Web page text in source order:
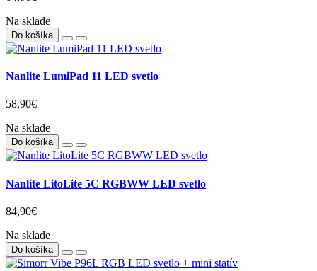
Na sklade
Do košíka
Nanlite LumiPad 11 LED svetlo
58,90€
Na sklade
Do košíka
Nanlite LitoLite 5C RGBWW LED svetlo
84,90€
Na sklade
Do košíka